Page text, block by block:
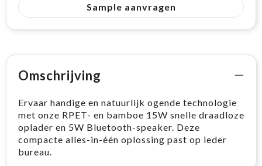
Sample aanvragen
Omschrijving
Ervaar handige en natuurlijk ogende technologie
met onze RPET- en bamboe 15W snelle draadloze
oplader en 5W Bluetooth-speaker. Deze
compacte alles-in-één oplossing past op ieder
bureau.